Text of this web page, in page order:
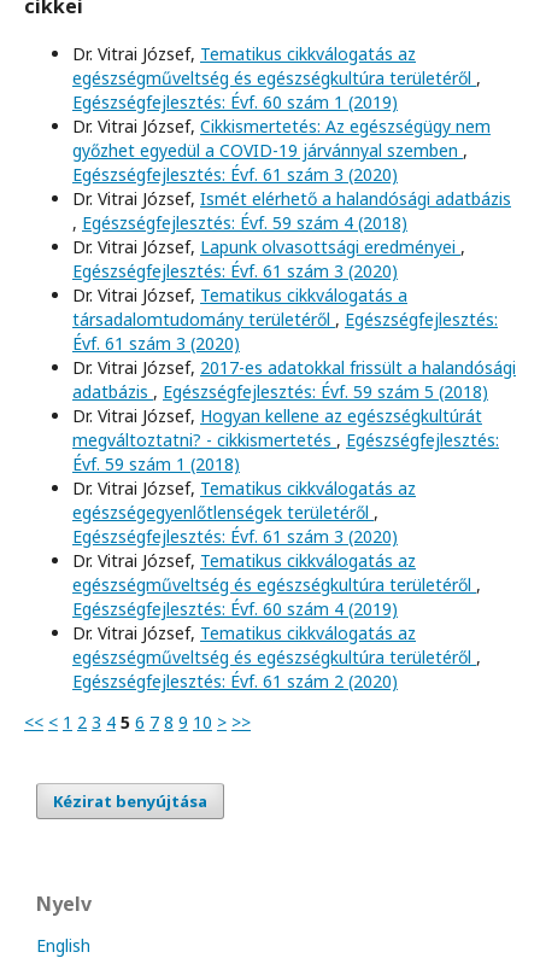
cikkei
Dr. Vitrai József, Tematikus cikkválogatás az
egészségműveltség és egészségkultúra területéről ,
Egészségfejlesztés: Évf. 60 szám 1 (2019)
Dr. Vitrai József, Cikkismertetés: Az egészségügy nem
győzhet egyedül a COVID-19 járvánnyal szemben ,
Egészségfejlesztés: Évf. 61 szám 3 (2020)
Dr. Vitrai József, Ismét elérhető a halandósági adatbázis
, Egészségfejlesztés: Évf. 59 szám 4 (2018)
Dr. Vitrai József, Lapunk olvasottsági eredményei ,
Egészségfejlesztés: Évf. 61 szám 3 (2020)
Dr. Vitrai József, Tematikus cikkválogatás a
társadalomtudomány területéről , Egészségfejlesztés:
Évf. 61 szám 3 (2020)
Dr. Vitrai József, 2017-es adatokkal frissült a halandósági
adatbázis , Egészségfejlesztés: Évf. 59 szám 5 (2018)
Dr. Vitrai József, Hogyan kellene az egészségkultúrát
megváltoztatni? - cikkismertetés , Egészségfejlesztés:
Évf. 59 szám 1 (2018)
Dr. Vitrai József, Tematikus cikkválogatás az
egészségegyenlőtlenségek területéről ,
Egészségfejlesztés: Évf. 61 szám 3 (2020)
Dr. Vitrai József, Tematikus cikkválogatás az
egészségműveltség és egészségkultúra területéről ,
Egészségfejlesztés: Évf. 60 szám 4 (2019)
Dr. Vitrai József, Tematikus cikkválogatás az
egészségműveltség és egészségkultúra területéről ,
Egészségfejlesztés: Évf. 61 szám 2 (2020)
<< < 1 2 3 4 5 6 7 8 9 10 > >>
Kézirat benyújtása
Nyelv
English